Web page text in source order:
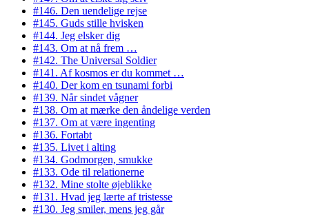
#146. Den uendelige rejse
#145. Guds stille hvisken
#144. Jeg elsker dig
#143. Om at nå frem …
#142. The Universal Soldier
#141. Af kosmos er du kommet …
#140. Der kom en tsunami forbi
#139. Når sindet vågner
#138. Om at mærke den åndelige verden
#137. Om at være ingenting
#136. Fortabt
#135. Livet i alting
#134. Godmorgen, smukke
#133. Ode til relationerne
#132. Mine stolte øjeblikke
#131. Hvad jeg lærte af tristesse
#130. Jeg smiler, mens jeg går